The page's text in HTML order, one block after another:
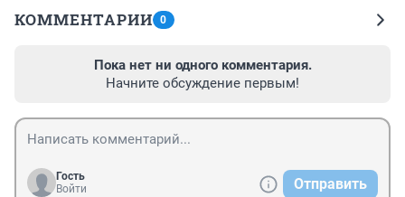
КОММЕНТАРИИ 0
Пока нет ни одного комментария.
Начните обсуждение первым!
Гость
Войти
Отправить